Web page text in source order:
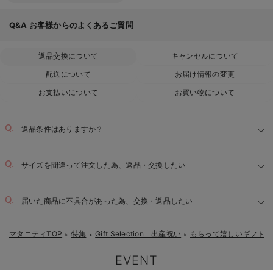
Q&A お客様からのよくあるご質問
返品交換について
キャンセルについて
配送について
お届け情報の変更
お支払いについて
お買い物について
返品条件はありますか？
サイズを間違って注文した為、返品・交換したい
届いた商品に不具合があった為、交換・返品したい
マタニティTOP ＞ 特集 ＞ Gift Selection 出産祝い ＞ もらって嬉しいギフト
EVENT